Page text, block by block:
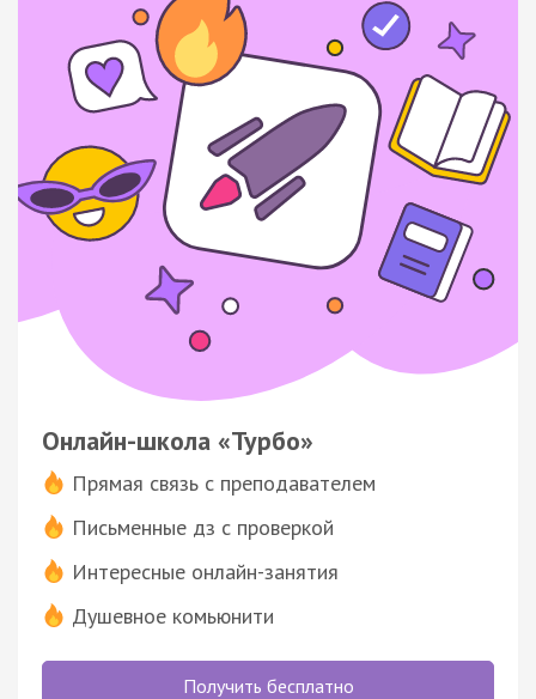
Онлайн-школа «Турбо»
Прямая связь с преподавателем
Письменные дз с проверкой
Интересные онлайн-занятия
Душевное комьюнити
Получить бесплатно